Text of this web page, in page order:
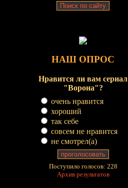
НАШ ОПРОС
Нравится ли вам сериал
"Ворона"?
очень нравится
хороший
так себе
совсем не нравится
не смотрел(a)
Поступило голосов: 228
Архив результатов